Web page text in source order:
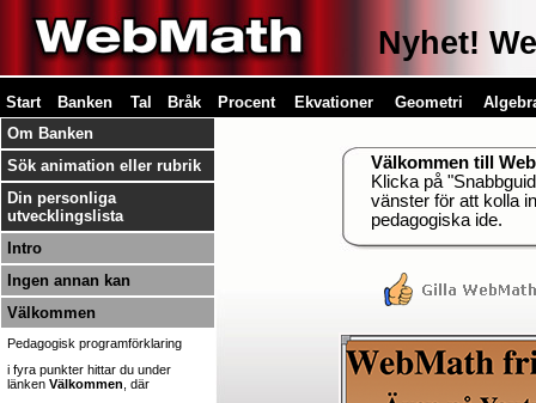
Nyhet!
Start Banken Tal Bråk Procent Ekvationer Geometri
Om Banken
Sök animation eller rubrik
Din personliga
utvecklingslista
Intro
Ingen annan kan
Välkommen
Pedagogisk programförklaring
i fyra punkter hittar du under
länken Välkommen , där
Välkommen till
Klicka på
vänster för att kolla
pedagogiska ide.